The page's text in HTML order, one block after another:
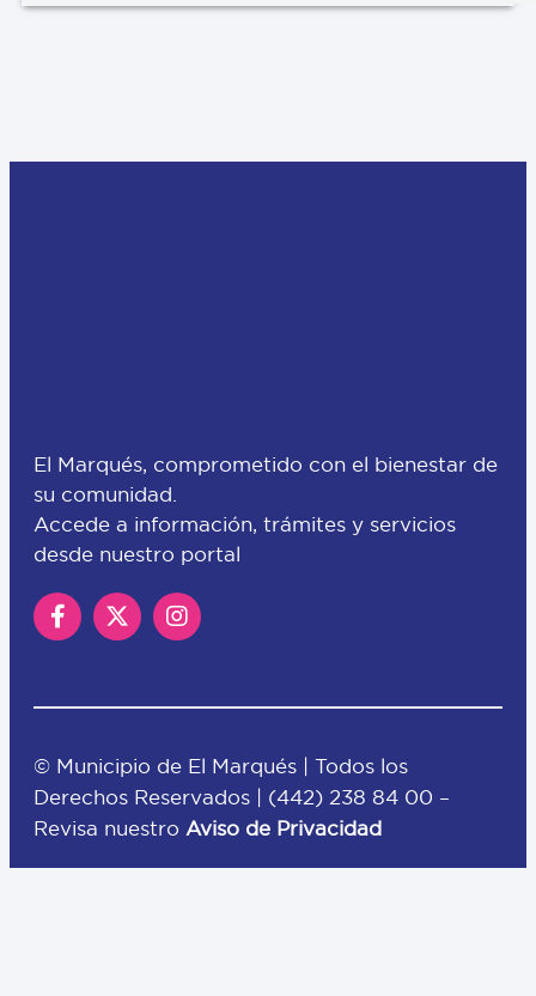
El Marqués, comprometido con el bienestar de
su comunidad.
Accede a información, trámites y servicios
desde nuestro portal
© Municipio de El Marqués | Todos los
Derechos Reservados | (442) 238 84 00 –
Revisa nuestro Aviso de Privacidad